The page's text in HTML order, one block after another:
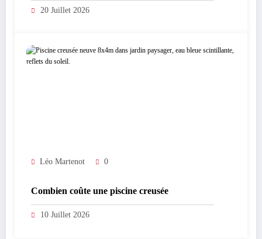
20 Juillet 2026
Léo Martenot 0
Combien coûte une piscine creusée
10 Juillet 2026